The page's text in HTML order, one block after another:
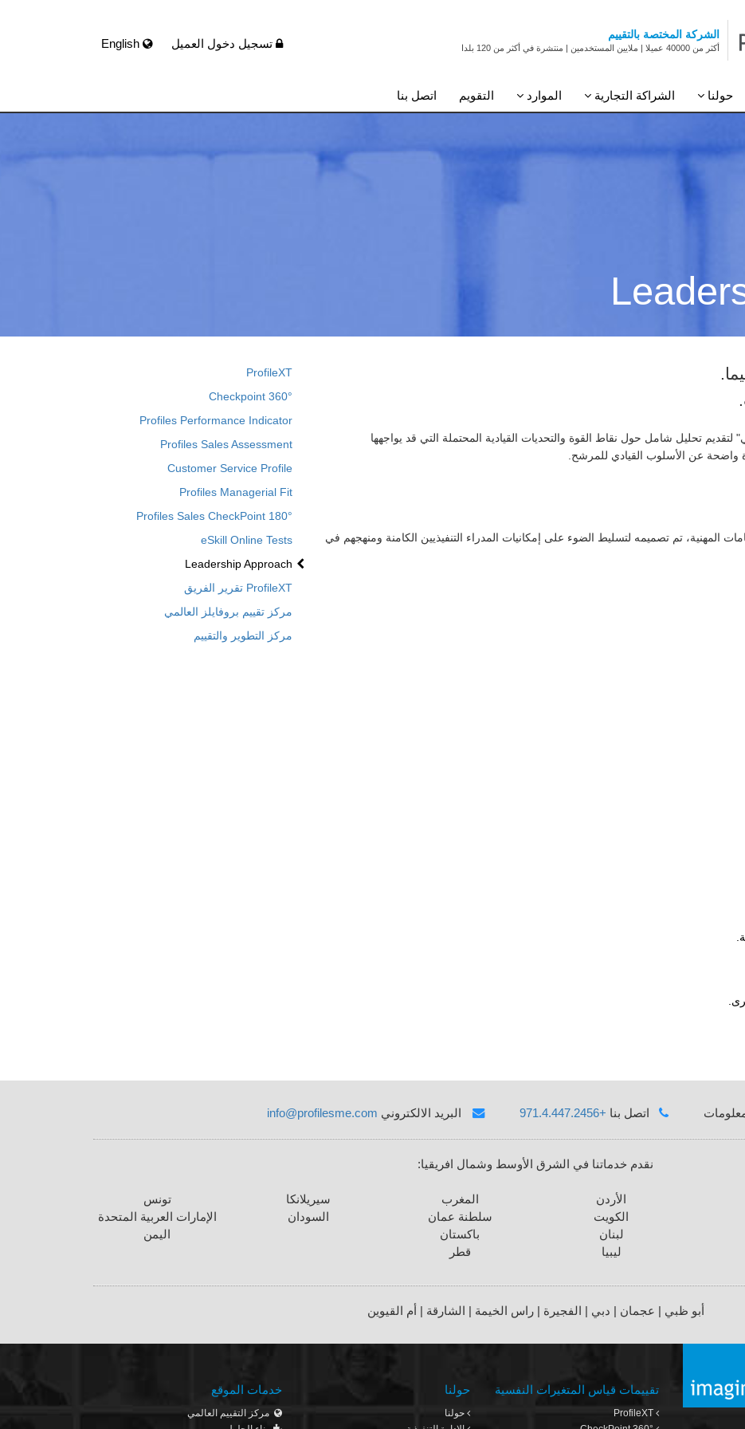
الشركة المختصة بالتقييم
أكثر من 40000 عميلا | ملايين المستخدمين | منتشرة في أكثر من 120 بلدا تسجيل دخول العميل
حولنا الشراكة التجارية الموارد التقويم اتصل بنا
لتقديم تحليل شامل حول نقاط القوة والتحديات القيادية المحتملة التي قد يواجهها
عن الأسلوب القيادي للمرشح.
المهنية، تم تصميمه لتسليط الضوء على إمكانيات المدراء التنفيذيين الكامنة ومنهجهم في
ProfileXT
Checkpoint 360°
Profiles Performance Indicator
Profiles Sales Assessment
Customer Service Profile
Profiles Managerial Fit
Profiles Sales CheckPoint 180°
eSkill Online Tests
Leadership Approach
ProfileXT تقرير الفريق
مركز تقييم بروفايلز العالمي
مركز التطوير والتقييم
اتصل بنا +971.4.447.2456 البريد الالكتروني info@profilesme.com
نقدم خدماتنا في الشرق الأوسط وشمال افريقيا:
الأردن
الكويت
لبنان
ليبيا
المغرب
سلطنة عمان
باكستان
قطر
سيريلانكا
السودان
تونس
الإمارات العربية المتحدة
اليمن
أبو ظبي | عجمان | دبي | الفجيرة | راس الخيمة | الشارقة | أم القيوين
تقييمات قياس المتغيرات النفسية
ProfileXT
حولنا
حولنا
خدمات الموقع
مركز التقييم العالمي